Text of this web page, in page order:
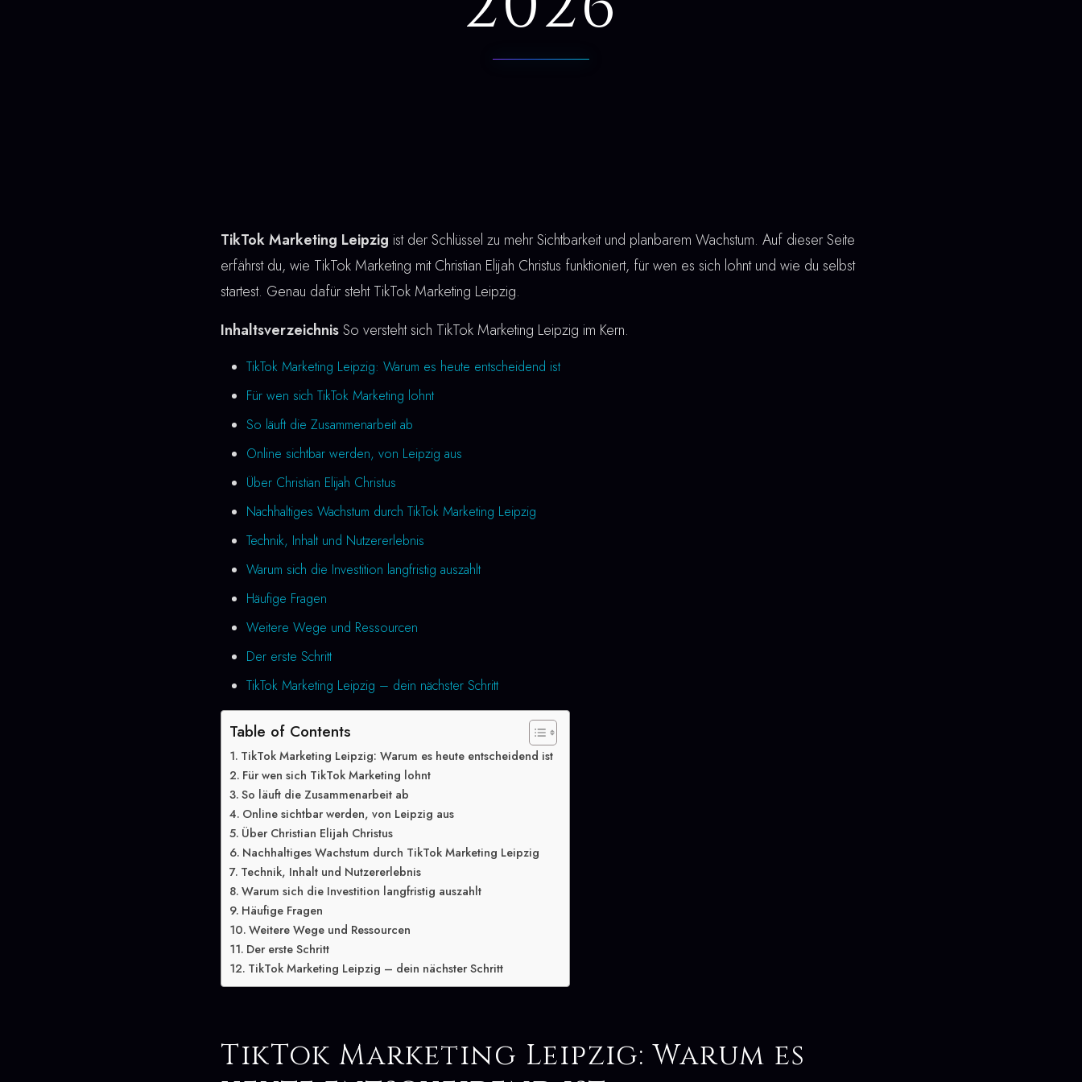
TikTok Marketing Leipzig ist der Schlüssel zu mehr Sichtbarkeit und planbarem Wachstum. Auf dieser Seite
erfährst du, wie TikTok Marketing mit Christian Elijah Christus funktioniert, für wen es sich lohnt und wie du selbst
startest. Genau dafür steht TikTok Marketing Leipzig.
InhaltsverzeichnisSo versteht sich TikTok Marketing Leipzig im Kern.
TikTok Marketing Leipzig: Warum es heute entscheidend ist
Für wen sich TikTok Marketing lohnt
So läuft die Zusammenarbeit ab
Online sichtbar werden, von Leipzig aus
Über Christian Elijah Christus
Nachhaltiges Wachstum durch TikTok Marketing Leipzig
Technik, Inhalt und Nutzererlebnis
Warum sich die Investition langfristig auszahlt
Häufige Fragen
Weitere Wege und Ressourcen
Der erste Schritt
TikTok Marketing Leipzig – dein nächster Schritt
Table of Contents
TikTok Marketing Leipzig: Warum es heute entscheidend ist
Für wen sich TikTok Marketing lohnt
So läuft die Zusammenarbeit ab
Online sichtbar werden, von Leipzig aus
Über Christian Elijah Christus
Nachhaltiges Wachstum durch TikTok Marketing Leipzig
Technik, Inhalt und Nutzererlebnis
Warum sich die Investition langfristig auszahlt
Häufige Fragen
Weitere Wege und Ressourcen
Der erste Schritt
TikTok Marketing Leipzig – dein nächster Schritt
TikTok Marketing Leipzig: Warum es